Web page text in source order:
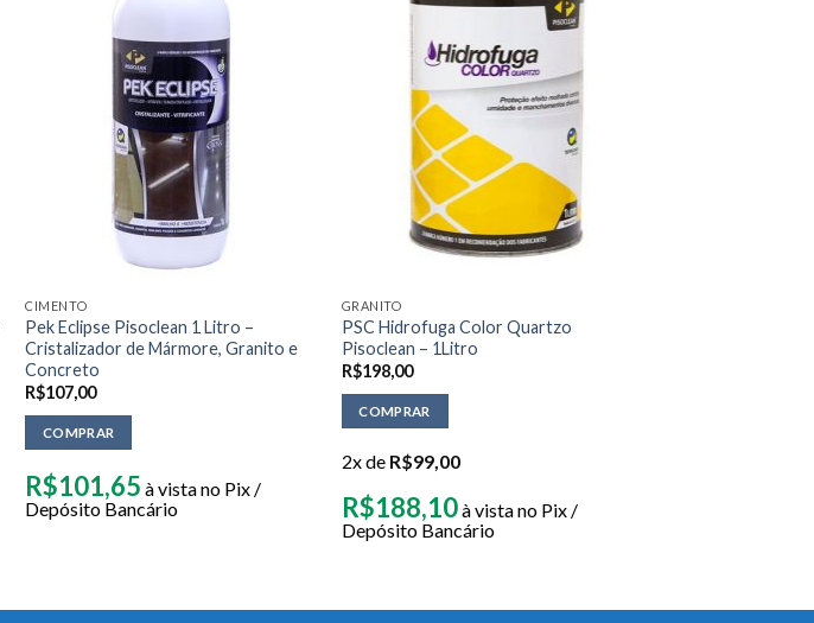
CIMENTO
Pek Eclipse Pisoclean 1 Litro –
Cristalizador de Mármore, Granito e
Concreto
R$107,00
COMPRAR
R$101,65 à vista no Pix /
Depósito Bancário
GRANITO
PSC Hidrofuga Color Quartzo
Pisoclean – 1Litro
R$198,00
COMPRAR
2x de R$99,00
R$188,10à vista no Pix /
Depósito Bancário